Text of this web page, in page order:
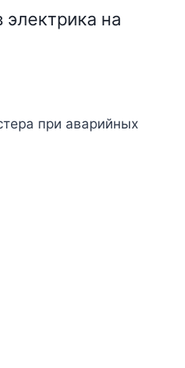
на
при аварийных